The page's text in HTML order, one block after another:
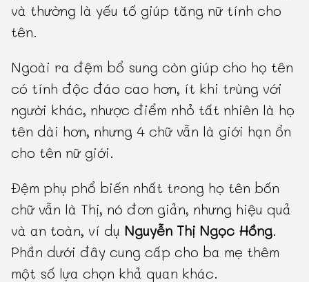
và thường là yếu tố giúp tăng nữ tính cho
tên.
Ngoài ra đệm bổ sung còn giúp cho họ tên
có tính độc đáo cao hơn, ít khi trùng với
người khác, nhược điểm nhỏ tất nhiên là họ
tên dài hơn, nhưng 4 chữ vẫn là giới hạn ổn
cho tên nữ giới.
Đệm phụ phổ biến nhất trong họ tên bốn
chữ vẫn là Thị, nó đơn giản, nhưng hiệu quả
và an toàn, ví dụ Nguyễn Thị Ngọc Hồng.
Phần dưới đây cung cấp cho ba mẹ thêm
một số lựa chọn khả quan khác.